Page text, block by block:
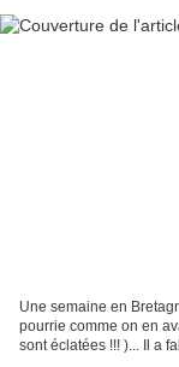
Une semaine en
pourrie comme on en
sont éclatées !!! )... Il a